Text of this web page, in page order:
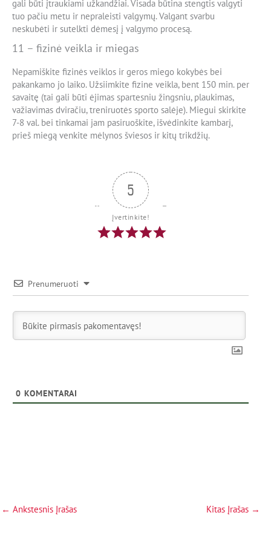
gali būti įtraukiami užkandžiai. Visada būtina stengtis valgyti
tuo pačiu metu ir nepraleisti valgymų. Valgant svarbu
neskubėti ir sutelkti dėmesį į valgymo procesą.
11 – fizinė veikla ir miegas
Nepamiškite fizinės veiklos ir geros miego kokybės bei
pakankamo jo laiko. Užsiimkite fizine veikla, bent 150 min. per
savaitę (tai gali būti ėjimas spartesniu žingsniu, plaukimas,
važiavimas dviračiu, treniruotės sporto salėje). Miegui skirkite
7-8 val. bei tinkamai jam pasiruoškite, išvėdinkite kambarį,
prieš miegą venkite mėlynos šviesos ir kitų trikdžių.
5
Įvertinkite!
Prenumeruoti
0 KOMENTARAI
← Ankstesnis Įrašas Kitas Įrašas →